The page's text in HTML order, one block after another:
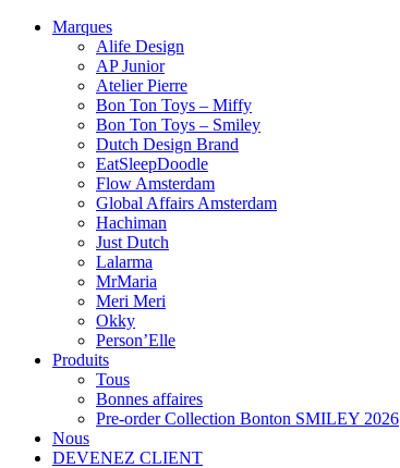
Marques
Alife Design
AP Junior
Atelier Pierre
Bon Ton Toys – Miffy
Bon Ton Toys – Smiley
Dutch Design Brand
EatSleepDoodle
Flow Amsterdam
Global Affairs Amsterdam
Hachiman
Just Dutch
Lalarma
MrMaria
Meri Meri
Okky
Person’Elle
Produits
Tous
Bonnes affaires
Pre-order Collection Bonton SMILEY 2026
Nous
DEVENEZ CLIENT